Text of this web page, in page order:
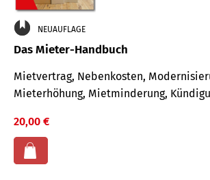
NEUAUFLAGE
Das Mieter-Handbuch
Mietvertrag, Nebenkosten,
Mieterhöhung, Mietminderung,
20,00 €